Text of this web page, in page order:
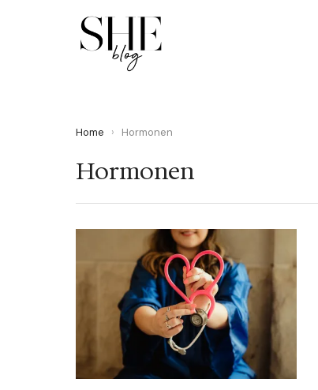
Home › Hormonen
Hormonen